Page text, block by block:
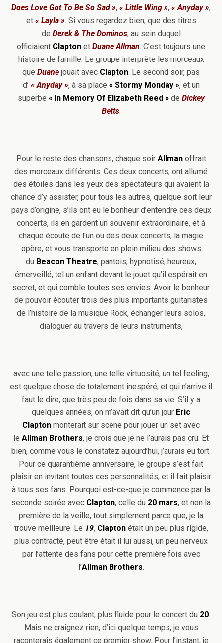
Does Love Got To Be So Sad », « Little Wing », « Anyday »,
et « Layla ». Si vous regardez bien, que des titres
de Derek & The Dominos, au sein duquel
officiaient Clapton et Duane Allman. C’est toujours une
histoire de famille. Le groupe interprète les morceaux
que Duane jouait avec Clapton. Le second soir, pas
d’« Anyday », à sa place « Stormy Monday », et un
superbe « In Memory Of Elizabeth Reed » de Dickey
Betts.
Pour le reste des chansons, chaque soir Allmanoffrait
des morceaux différents. Ces deux concerts, ont allumé
des étoiles dans les yeux des spectateurs qui avaient la
chance d’y assister, pour tous les autres, quelque soit leur
pays d’origine, s’ils ont eu le bonheur d’entendre ces deux
concerts, ils en gardent un souvenir extraordinaire, et à
chaque écoute de l’un ou des deux concerts, la magie
opère, et vous transporte en plein milieu des shows
du Beacon Theatre, pantois, hypnotisé, heureux,
émerveillé, tel un enfant devant le jouet qu’il espérait en
secret, et qui comble toutes ses envies. Avoir le bonheur
de pouvoir écouter trois des plus importants guitaristes
de l’histoire de la musique Rock, échanger leurs solos,
dialoguer au travers de leurs instruments,
avec une telle passion, une telle virtuosité, un tel feeling,
est quelque chose de totalement inespéré, et qui n’arrive il
faut le dire, que très peu de fois dans sa vie. S’il y a
quelques années, on m’avait dit qu’un jour Eric
Clapton monterait sur scène pour jouer un set avec
le Allman Brothers, je crois que je ne l’aurais pas cru. Et
bien, comme vous le constatez aujourd’hui, j’aurais eu tort.
Pour ce quarantième anniversaire, le groupe s’est fait
plaisir en invitant toutes ces personnalités, et il fait plaisir
à tous ses fans. Pourquoi est-ce-que je commence par la
seconde soirée avec Clapton, celle du 20 mars, et non la
première de la veille, tout simplement parce que, je la
trouve meilleure. Le 19, Claptonétait un peu plus rigide,
plus contracté, peut être était il lui aussi, un peu nerveux
par l’attente des fans pour cette première fois avec
l’Allman Brothers.
Son jeu est plus coulant, plus fluide pour le concert du 20.
Mais ne craignez rien, d’ici quelque temps, je vous
raconterais également ce premier show. Pour l’instant, je